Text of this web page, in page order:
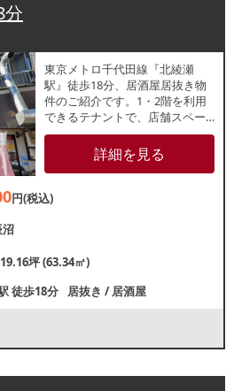
東京メトロ千代田線『北綾瀬
駅』徒歩18分、居酒屋居抜き物
件のご紹介です。1・2階を利用
できるテナントで、店舗スペー
スを確保しやすい区画。住宅エ
リアに位置し、地域に根差した
店舗運営をご検討の方にもおす
詳細を見る
円(税込)
沼
坪 (63.34㎡)
徒歩18分 居抜き /居酒屋